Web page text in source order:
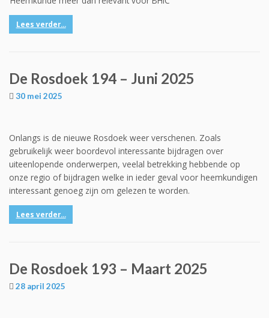
Lees verder...
De Rosdoek 194 – Juni 2025
30 mei 2025
Onlangs is de nieuwe Rosdoek weer verschenen. Zoals
gebruikelijk weer boordevol interessante bijdragen over
uiteenlopende onderwerpen, veelal betrekking hebbende op
onze regio of bijdragen welke in ieder geval voor heemkundigen
interessant genoeg zijn om gelezen te worden.
Lees verder...
De Rosdoek 193 – Maart 2025
28 april 2025